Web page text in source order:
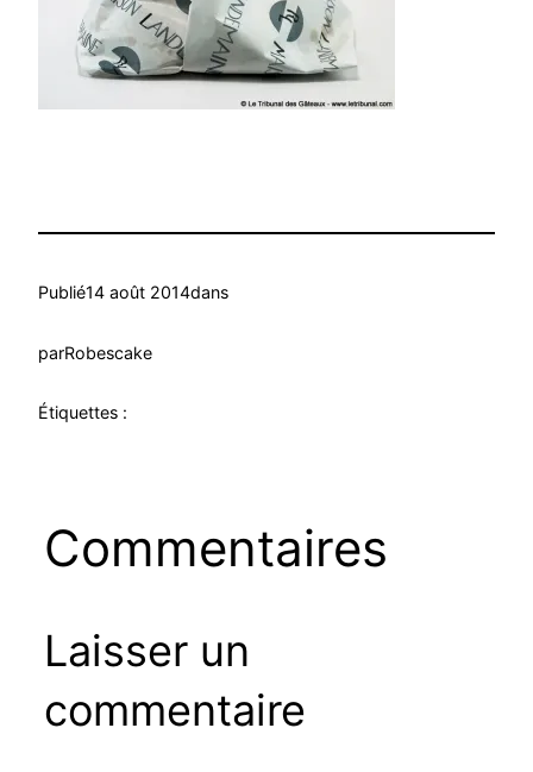
Publié14 août 2014dans
parRobescake
Étiquettes :
Commentaires
Laisser un
commentaire